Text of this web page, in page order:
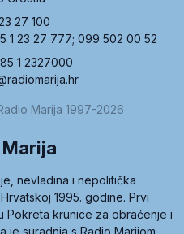
27 100
1 23 27 777; 099 502 00 52
1 2327000
Marija 1997-2026
nevladina i nepolitička
1995. godine. Prvi
Pokreta krunice za obraćenje i
je suradnja s Radio Marijom